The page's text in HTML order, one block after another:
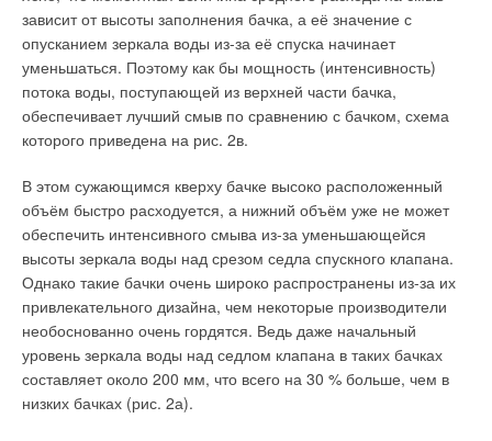
зависит от высоты заполнения бачка, а её значение с
опусканием зеркала воды из-за её спуска начинает
уменьшаться. Поэтому как бы мощность (интенсивность)
потока воды, поступающей из верхней части бачка,
обеспечивает лучший смыв по сравнению с бачком, схема
которого приведена на рис. 2в.
В этом сужающимся кверху бачке высоко расположенный
объём быстро расходуется, а нижний объём уже не может
обеспечить интенсивного смыва из-за уменьшающейся
высоты зеркала воды над срезом седла спускного клапана.
Однако такие бачки очень широко распространены из-за их
привлекательного дизайна, чем некоторые производители
необоснованно очень гордятся. Ведь даже начальный
уровень зеркала воды над седлом клапана в таких бачках
составляет около 200 мм, что всего на 30 % больше, чем в
низких бачках (рис. 2а).
Текст комментария